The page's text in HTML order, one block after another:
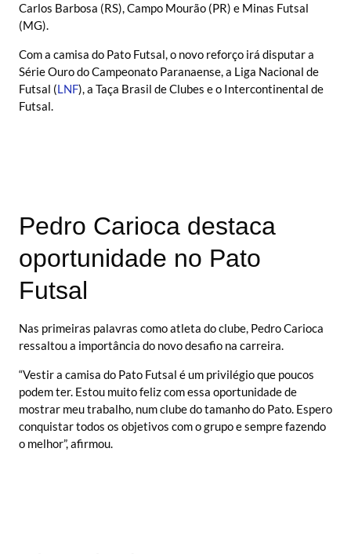
Carlos Barbosa (RS), Campo Mourão (PR) e Minas Futsal
(MG).
Com a camisa do Pato Futsal, o novo reforço irá disputar a
Série Ouro do Campeonato Paranaense, a Liga Nacional de
Futsal (LNF), a Taça Brasil de Clubes e o Intercontinental de
Futsal.
Pedro Carioca destaca
oportunidade no Pato
Futsal
Nas primeiras palavras como atleta do clube, Pedro Carioca
ressaltou a importância do novo desafio na carreira.
“Vestir a camisa do Pato Futsal é um privilégio que poucos
podem ter. Estou muito feliz com essa oportunidade de
mostrar meu trabalho, num clube do tamanho do Pato. Espero
conquistar todos os objetivos com o grupo e sempre fazendo
o melhor”, afirmou.